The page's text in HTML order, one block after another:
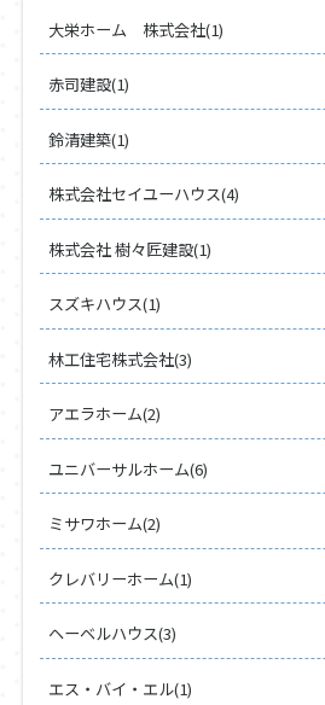
大栄ホーム 株式会社(1)
赤司建設(1)
鈴清建築(1)
株式会社セイユーハウス(4)
株式会社 樹々匠建設(1)
スズキハウス(1)
林工住宅株式会社(3)
アエラホーム(2)
ユニバーサルホーム(6)
ミサワホーム(2)
クレバリーホーム(1)
ヘーベルハウス(3)
エス・バイ・エル(1)